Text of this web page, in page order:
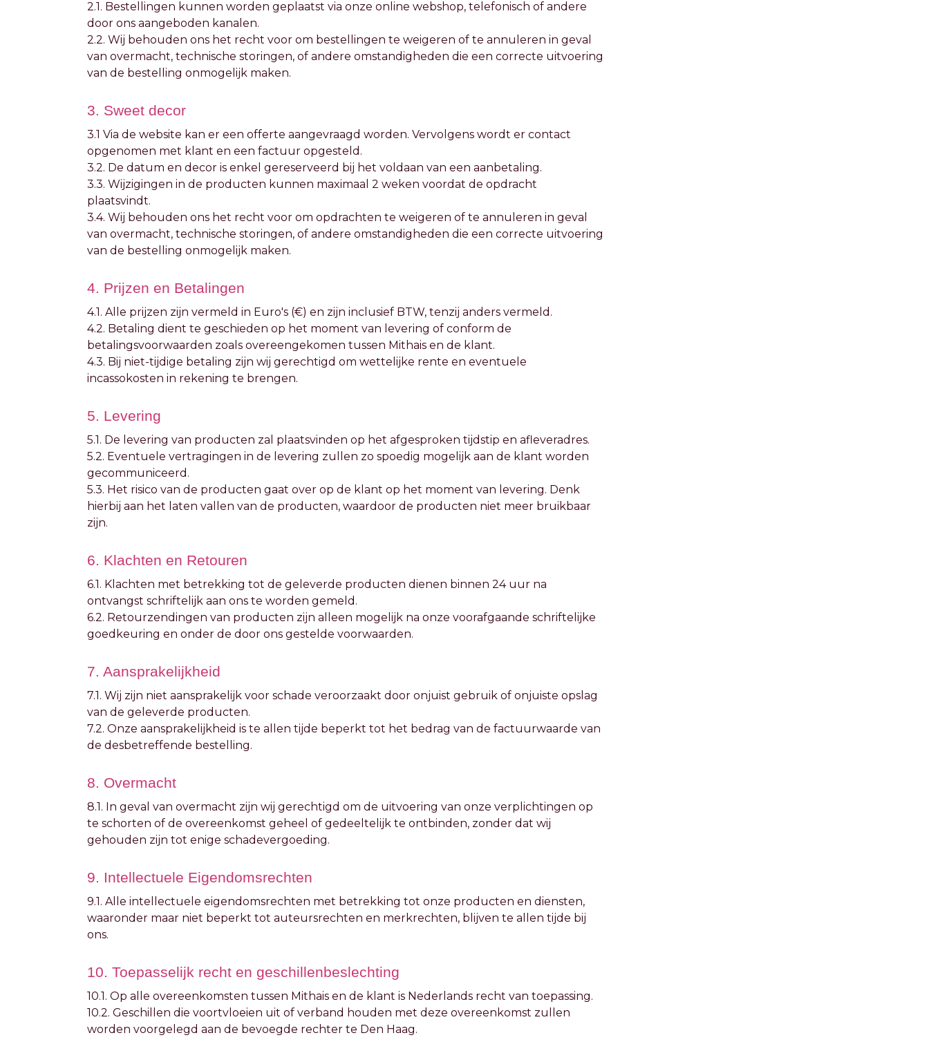
2.1. Bestellingen kunnen worden geplaatst via onze online webshop, telefonisch of andere
door ons aangeboden kanalen.
2.2. Wij behouden ons het recht voor om bestellingen te weigeren of te annuleren in geval
van overmacht, technische storingen, of andere omstandigheden die een correcte uitvoering
van de bestelling onmogelijk maken.
3. Sweet decor
3.1 Via de website kan er een offerte aangevraagd worden. Vervolgens wordt er contact
opgenomen met klant en een factuur opgesteld.
3.2. De datum en decor is enkel gereserveerd bij het voldaan van een aanbetaling.
3.3. Wijzigingen in de producten kunnen maximaal 2 weken voordat de opdracht
plaatsvindt.
3.4. Wij behouden ons het recht voor om opdrachten te weigeren of te annuleren in geval
van overmacht, technische storingen, of andere omstandigheden die een correcte uitvoering
van de bestelling onmogelijk maken.
4. Prijzen en Betalingen
4.1. Alle prijzen zijn vermeld in Euro's (€) en zijn inclusief BTW, tenzij anders vermeld.
4.2. Betaling dient te geschieden op het moment van levering of conform de
betalingsvoorwaarden zoals overeengekomen tussen Mithais en de klant.
4.3. Bij niet-tijdige betaling zijn wij gerechtigd om wettelijke rente en eventuele
incassokosten in rekening te brengen.
5. Levering
5.1. De levering van producten zal plaatsvinden op het afgesproken tijdstip en afleveradres.
5.2. Eventuele vertragingen in de levering zullen zo spoedig mogelijk aan de klant worden
gecommuniceerd.
5.3. Het risico van de producten gaat over op de klant op het moment van levering. Denk
hierbij aan het laten vallen van de producten, waardoor de producten niet meer bruikbaar
zijn.
6. Klachten en Retouren
6.1. Klachten met betrekking tot de geleverde producten dienen binnen 24 uur na
ontvangst schriftelijk aan ons te worden gemeld.
6.2. Retourzendingen van producten zijn alleen mogelijk na onze voorafgaande schriftelijke
goedkeuring en onder de door ons gestelde voorwaarden.
7. Aansprakelijkheid
7.1. Wij zijn niet aansprakelijk voor schade veroorzaakt door onjuist gebruik of onjuiste opslag
van de geleverde producten.
7.2. Onze aansprakelijkheid is te allen tijde beperkt tot het bedrag van de factuurwaarde van
de desbetreffende bestelling.
8. Overmacht
8.1. In geval van overmacht zijn wij gerechtigd om de uitvoering van onze verplichtingen op
te schorten of de overeenkomst geheel of gedeeltelijk te ontbinden, zonder dat wij
gehouden zijn tot enige schadevergoeding.
9. Intellectuele Eigendomsrechten
9.1. Alle intellectuele eigendomsrechten met betrekking tot onze producten en diensten,
waaronder maar niet beperkt tot auteursrechten en merkrechten, blijven te allen tijde bij
ons.
10. Toepasselijk recht en geschillenbeslechting
10.1. Op alle overeenkomsten tussen Mithais en de klant is Nederlands recht van toepassing.
10.2. Geschillen die voortvloeien uit of verband houden met deze overeenkomst zullen
worden voorgelegd aan de bevoegde rechter te Den Haag.